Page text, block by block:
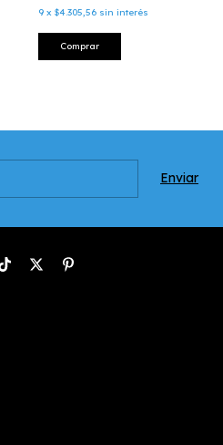
9 x $4.305,56 sin interés
Comprar